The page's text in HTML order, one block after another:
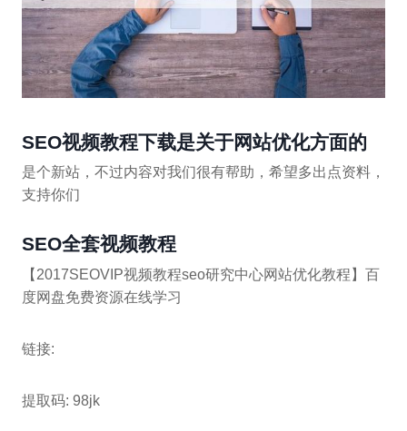
SEO视频教程下载是关于网站优化方面的
是个新站，不过内容对我们很有帮助，希望多出点资料，
支持你们
SEO全套视频教程
【2017SEOVIP视频教程seo研究中心网站优化教程】百
度网盘免费资源在线学习
链接:
提取码: 98jk